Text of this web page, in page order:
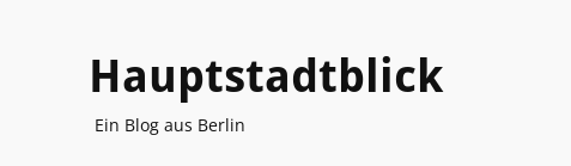
Hauptstadtblick
Ein Blog aus Berlin